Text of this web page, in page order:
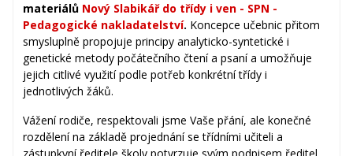
materiálů Nový Slabikář do třídy i ven - SPN -
Pedagogické nakladatelství. Koncepce učebnic přitom
smysluplně propojuje principy analyticko-syntetické i
genetické metody počátečního čtení a psaní a umožňuje
jejich citlivé využití podle potřeb konkrétní třídy i
jednotlivých žáků.
Vážení rodiče, respektovali jsme Vaše přání, ale konečné
rozdělení na základě projednání se třídními učiteli a